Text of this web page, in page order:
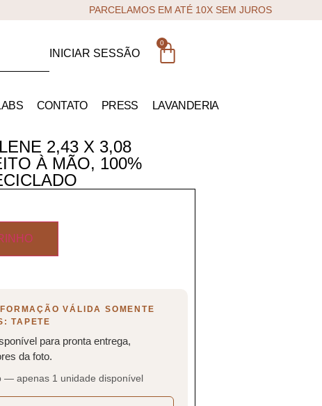
PARCELAMOS EM ATÉ 10X SEM JUROS
INICIAR SESSÃO
0
CONTATO PRESS LAVANDERIA
2,43 X 3,08
À MÃO, 100%
VÁLIDA SOMENTE
TAPETE
para pronta entrega,
da foto.
— apenas 1 unidade disponível